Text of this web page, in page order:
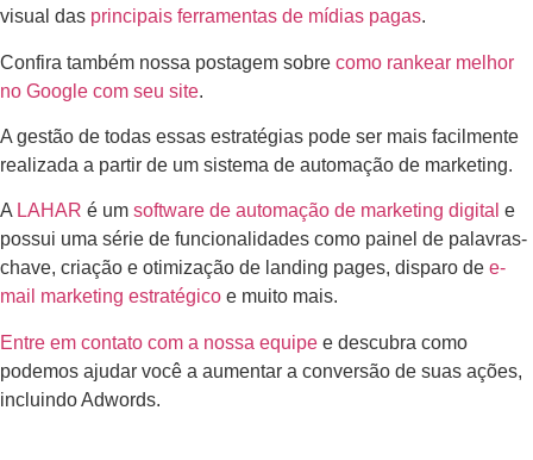
visual das principais ferramentas de mídias pagas.
Confira também nossa postagem sobre como rankear melhor
no Google com seu site.
A gestão de todas essas estratégias pode ser mais facilmente
realizada a partir de um sistema de automação de marketing.
A LAHAR é um software de automação de marketing digital e
possui uma série de funcionalidades como painel de palavras-
chave, criação e otimização de landing pages, disparo de e-
mail marketing estratégico e muito mais.
Entre em contato com a nossa equipe e descubra como
podemos ajudar você a aumentar a conversão de suas ações,
incluindo Adwords.